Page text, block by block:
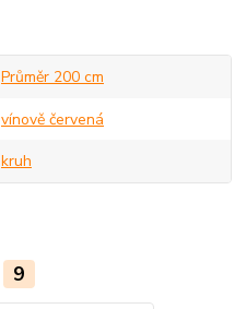
Průměr 200 cm
vínově červená
kruh
9